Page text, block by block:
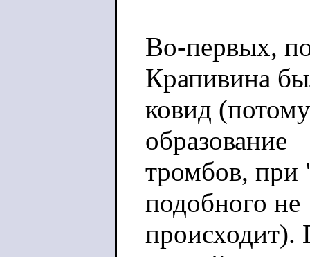
Во-первых,
Крапивина
ковид
образование
тромбов,
подобного не
происходит).